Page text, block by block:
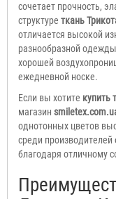
сочетает прочность,
структуре ткань
отличается высокой
разнообразной
хорошей
ежедневной носке.
Если вы хотите купить
магазин
однотонных цветов
среди
благодаря отличному